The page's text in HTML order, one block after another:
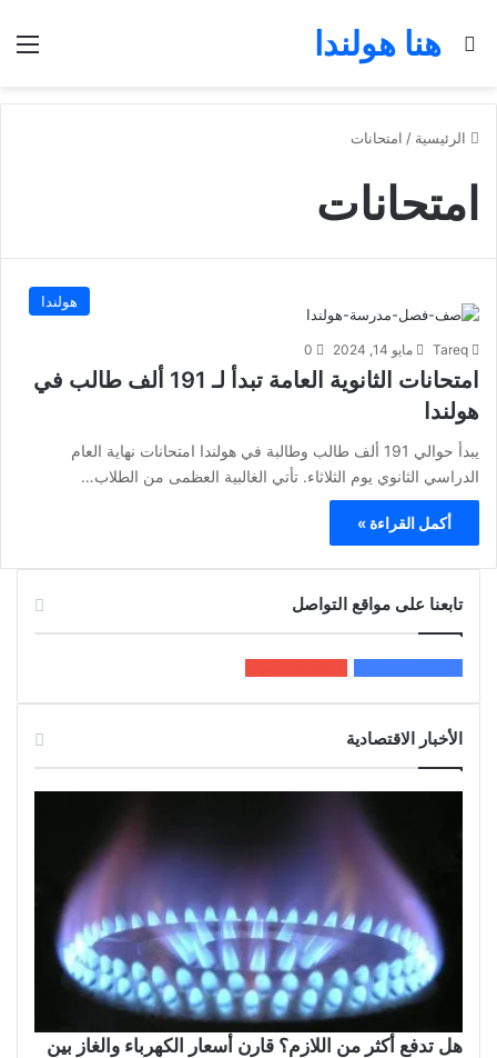
هنا هولندا
بحث عن
الرئيسية / امتحانات
امتحانات
هولندا
Tareq مايو 14, 2024 0
امتحانات الثانوية العامة تبدأ لـ 191 ألف طالب في
هولندا
يبدأ حوالي 191 ألف طالب وطالبة في هولندا امتحانات نهاية العام
الدراسي الثانوي يوم الثلاثاء. تأتي الغالبية العظمى من الطلاب…
أكمل القراءة »
تابعنا على مواقع التواصل
الأخبار الاقتصادية
هل تدفع أكثر من اللازم؟ قارن أسعار الكهرباء والغاز بين